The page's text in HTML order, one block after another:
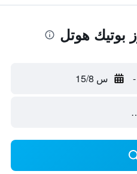
بوتيك هوتل
- س 15/8